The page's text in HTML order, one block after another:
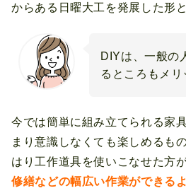
からある日曜大工を発展した形
DIYは、一般の
るところもメリ
今では簡単に組み立てられる家
まり意識しなくても楽しめるも
はり工作道具を使いこなせた方
修繕などの幅広い作業ができる